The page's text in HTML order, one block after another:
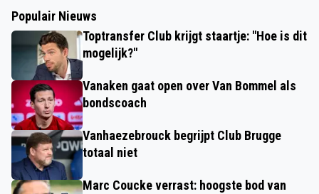
Populair Nieuws
Toptransfer Club krijgt staartje: "Hoe is dit
mogelijk?"
Vanaken gaat open over Van Bommel als
bondscoach
Vanhaezebrouck begrijpt Club Brugge
totaal niet
Marc Coucke verrast: hoogste bod van